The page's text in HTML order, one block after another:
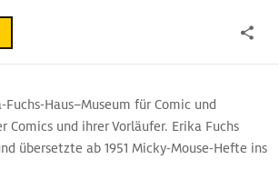
Haus–Museum für Comic und
und ihrer Vorläufer. Erika Fuchs
übersetzte ab 1951 Micky-Mouse-Hefte ins